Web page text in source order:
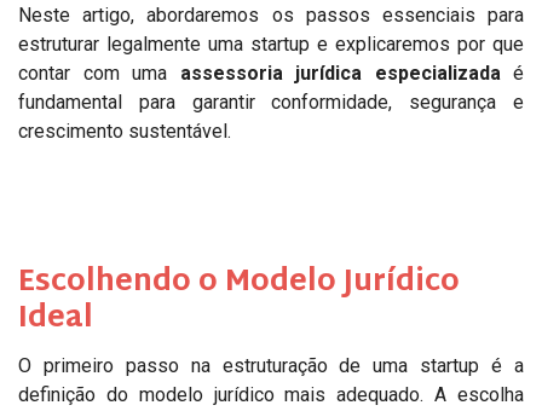
Neste artigo, abordaremos os passos essenciais para
estruturar legalmente uma startup e explicaremos por que
contar com uma assessoria jurídica especializadaé
fundamental para garantir conformidade, segurança e
crescimento sustentável.
Escolhendo o Modelo Jurídico
Ideal
O primeiro passo na estruturação de uma startup é a
definição do modelo jurídico mais adequado. A escolha